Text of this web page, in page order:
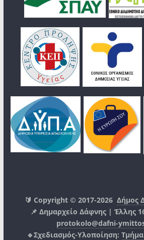
🔰 Copyright © 2017-2026Δήμος
📌 Δημαρχείο Δάφνης | Έλλης
protokolo@dafni-
🔹Σχεδιασμός-Υλοποίηση: